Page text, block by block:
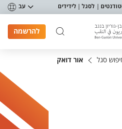
לסגל לידידים עב
להרשמה
סגל אור דואק